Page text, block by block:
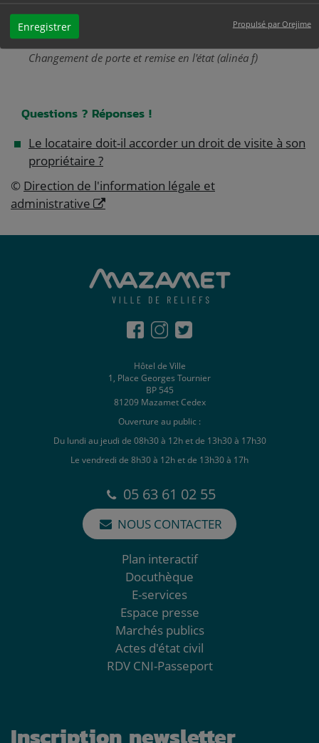
Enregistrer Propulsé par Orejime
Loi n°89-462 du 6 juillet 1989 sur les rapports
locatifs : article 7
Changement de porte et remise en l'état (alinéa f)
Questions ? Réponses !
Le locataire doit-il accorder un droit de visite à son
propriétaire ?
© Direction de l'information légale et
administrative
Hôtel de Ville
1, Place Georges Tournier
BP 545
81209 Mazamet Cedex
Ouverture au public :
Du lundi au jeudi de 08h30 à 12h et de 13h30 à 17h30
Le vendredi de 8h30 à 12h et de 13h30 à 17h
05 63 61 02 55
NOUS CONTACTER
Plan interactif
Docuthèque
E-services
Espace presse
Marchés publics
Actes d'état civil
RDV CNI-Passeport